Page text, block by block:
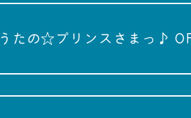
うたの☆プリンスさまっ♪